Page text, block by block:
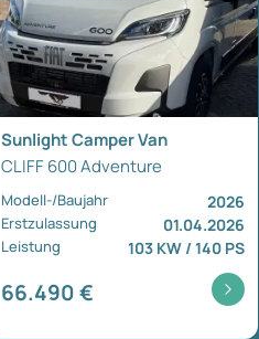
Sunlight Camper Van
CLIFF 600 Adventure
Modell-/Baujahr 2026
Erstzulassung 01.04.2026
Leistung 103 KW / 140 PS
66.490 €